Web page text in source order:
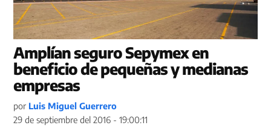
Amplían seguro Sepymex en
beneficio de pequeñas y medianas
empresas
por Luis Miguel Guerrero
29 de septiembre del 2016 - 19:00:11